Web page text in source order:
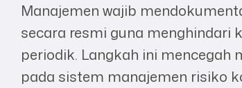
Manajemen wajib
secara resmi guna menghindari
periodik. Langkah ini
pada sistem manajemen risiko